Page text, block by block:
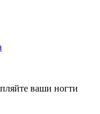
ваши ногти